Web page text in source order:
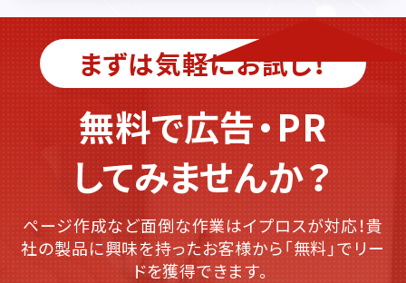
まずは気軽にお試し！
無料で広告・PR
してみませんか？
ページ作成など面倒な作業はイプロスが対応！貴
社の製品に興味を持ったお客様から「無料」でリー
ドを獲得できます。